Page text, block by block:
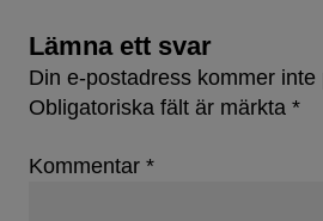
Lämna ett svar
Din e-postadress kommer inte
Obligatoriska fält är märkta *
Kommentar *